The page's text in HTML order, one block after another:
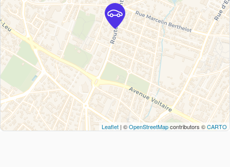
Leaflet | ©OpenStreetMapcontributors ©CARTO